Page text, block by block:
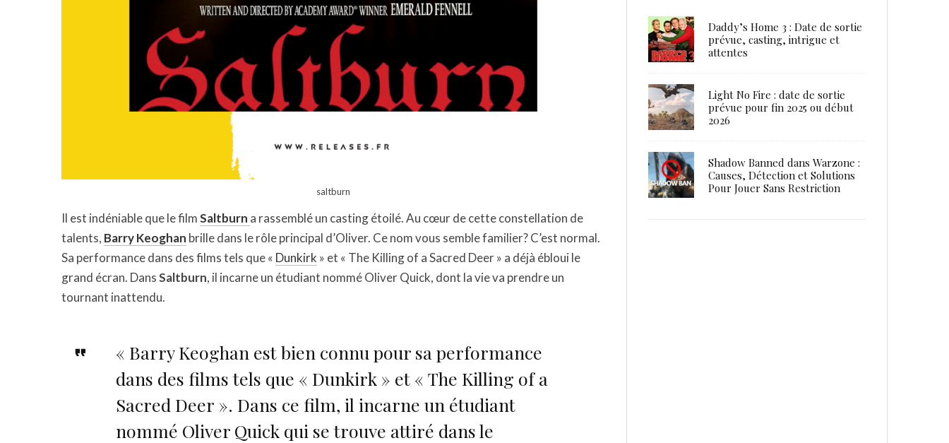
saltburn
Il est indéniable que le filmSaltburn a rassemblé un casting étoilé. Au cœur de cette constellation de
talents, Barry Keoghan brille dans le rôle principal d’Oliver. Ce nom vous semble familier? C’est normal.
Sa performance dans des films tels que « Dunkirk » et « The Killing of a Sacred Deer » a déjà ébloui le
grand écran. DansSaltburn, il incarne un étudiant nommé Oliver Quick, dont la vie va prendre un
tournant inattendu.
« Barry Keoghan est bien connu pour sa performance
dans des films tels que « Dunkirk » et « The Killing of a
Sacred Deer ». Dans ce film, il incarne un étudiant
nommé Oliver Quick qui se trouve attiré dans le
Daddy’s Home 3 : Date de sortie
prévue, casting, intrigue et
attentes
Light No Fire : date de sortie
prévue pour fin 2025 ou début
2026
Shadow Banned dans Warzone :
Causes, Détection et Solutions
Pour Jouer Sans Restriction